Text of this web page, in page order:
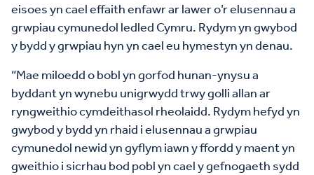
eisoes yn cael effaith enfawr ar lawer o’r elusennau a
grwpiau cymunedol ledled Cymru. Rydym yn gwybod
y bydd y grwpiau hyn yn cael eu hymestyn yn denau.
“Mae miloedd o bobl yn gorfod hunan-ynysu a
byddant yn wynebu unigrwydd trwy golli allan ar
ryngweithio cymdeithasol rheolaidd. Rydym hefyd yn
gwybod y bydd yn rhaid i elusennau a grwpiau
cymunedol newid yn gyflym iawn y ffordd y maent yn
gweithio i sicrhau bod pobl yn cael y gefnogaeth sydd